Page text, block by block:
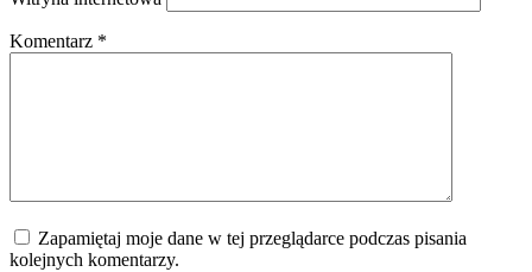
Komentarz *
Zapamiętaj moje dane w tej przeglądarce podczas pisania
kolejnych komentarzy.